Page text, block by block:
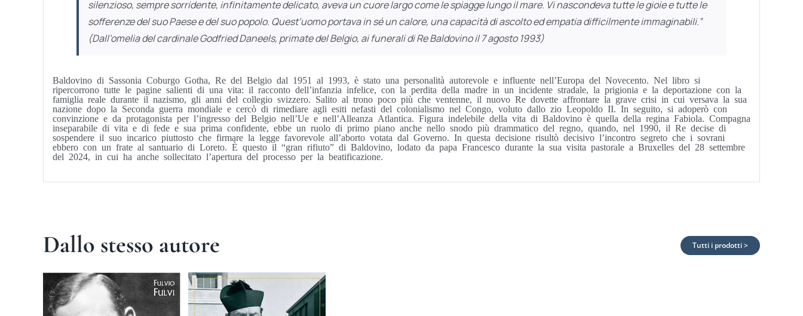
silenzioso, sempre sorridente, infinitamente delicato, aveva un cuore largo come le spiagge lungo il mare. Vi nascondeva tutte le gioie e tutte le
sofferenze del suo Paese e del suo popolo. Quest’uomo portava in sé un calore, una capacità di ascolto ed empatia difficilmente immaginabili.”
(Dall’omelia del cardinale Godfried Daneels, primate del Belgio, ai funerali di Re Baldovino il 7 agosto 1993)
Baldovino di Sassonia Coburgo Gotha, Re del Belgio dal 1951 al 1993, è stato una personalità autorevole e influente nell’Europa del Novecento. Nel libro si
ripercorrono tutte le pagine salienti di una vita: il racconto dell’infanzia infelice, con la perdita della madre in un incidente stradale, la prigionia e la deportazione con la
famiglia reale durante il nazismo, gli anni del collegio svizzero. Salito al trono poco più che ventenne, il nuovo Re dovette affrontare la grave crisi in cui versava la sua
nazione dopo la Seconda guerra mondiale e cercò di rimediare agli esiti nefasti del colonialismo nel Congo, voluto dallo zio Leopoldo II. In seguito, si adoperò con
convinzione e da protagonista per l’ingresso del Belgio nell’Ue e nell’Alleanza Atlantica. Figura indelebile della vita di Baldovino è quella della regina Fabiola. Compagna
inseparabile di vita e di fede e sua prima confidente, ebbe un ruolo di primo piano anche nello snodo più drammatico del regno, quando, nel 1990, il Re decise di
sospendere il suo incarico piuttosto che firmare la legge favorevole all’aborto votata dal Governo. In questa decisione risultò decisivo l’incontro segreto che i sovrani
ebbero con un frate al santuario di Loreto. È questo il “gran rifiuto” di Baldovino, lodato da papa Francesco durante la sua visita pastorale a Bruxelles del 28 settembre
del 2024, in cui ha anche sollecitato l’apertura del processo per la beatificazione.
Dallo stesso autore Tutti i prodotti >